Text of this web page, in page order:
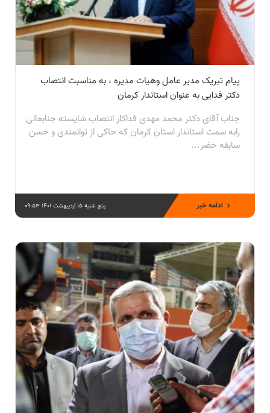
پیام تبریک مدیر عامل وهیات مدیره ، به مناسبت انتصاب
دکتر فدایی به عنوان استاندار کرمان
جناب آقای دکتر محمد مهدی فداکار انتصاب شایسته جنابعالی
رابه سمت استاندار استان کرمان که حاکی از توانمندی و حسن
سابقه حضر...
پنج شنبه 15 اردیبهشت 1401 09:53 ادامه خبر